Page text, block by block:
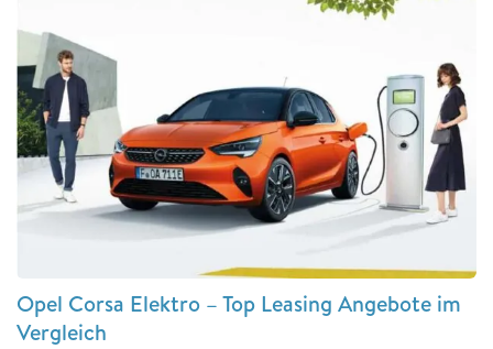
Opel Corsa Elektro – Top Leasing Angebote im
Vergleich